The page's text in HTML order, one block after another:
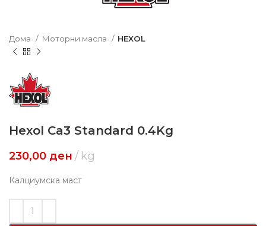
Дома Моторни масла HEXOL
Hexol Ca3 Standard 0.4Kg
230,00 ден kg
Калциумска маст